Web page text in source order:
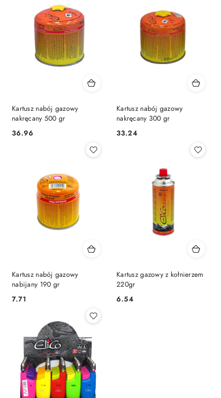
Kartusz nabój gazowy
nakręcany 500 gr
Cena:
36.96
Kartusz nabój gazowy
nakręcany 300 gr
Cena:
33.24
Kartusz nabój gazowy
nabijany 190 gr
Cena:
7.71
Kartusz gazowy z kołnierzem
220gr
Cena:
6.54